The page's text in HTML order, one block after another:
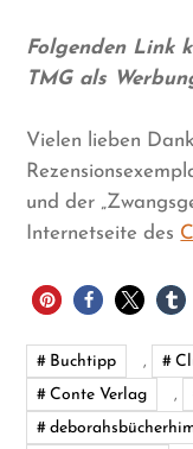
Folgenden Link
TMG als
Vielen lieben
und der
Internetseite des
Buchtipp ,
Conte Verlag
,